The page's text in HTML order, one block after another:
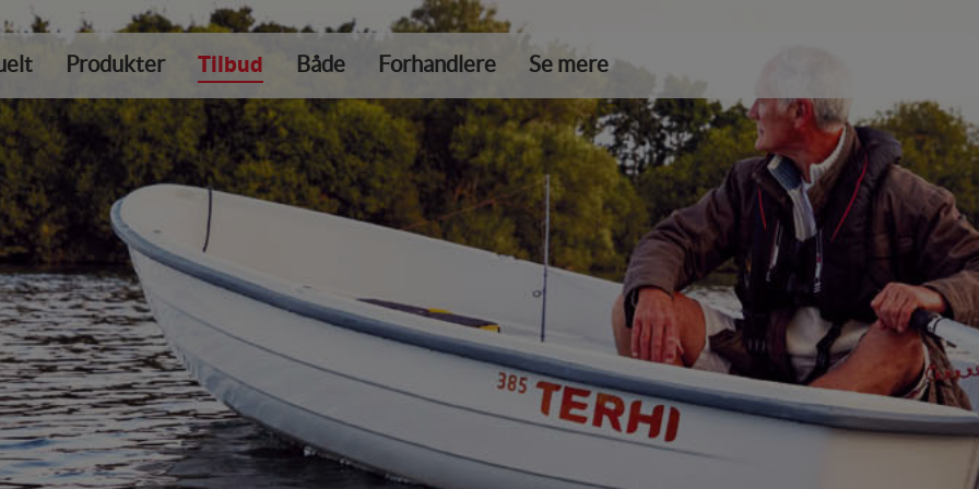
Produkter Tilbud Både Forhandlere Se mere
DKK 0,00
Gå til kassen
Tøm kurv